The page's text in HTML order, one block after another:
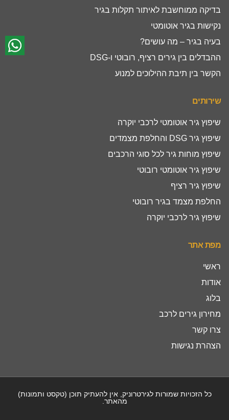
בדיקה ממוחשבת לאיתור תקלות בגיר
נקישות בגיר אוטומטי
בעיה בגיר – מה עושים?
ההבדלים בין גירים רציף, רובוטי ו-DSG
הקשר בין תיבת ההילוכים למנוע
שירותים
שיפוץ גיר אוטומטי לרכבי יוקרה
שיפוץ גיר DSG והחלפת מצמדים
שיפוץ מוחות גיר לכל סוגי הרכבים
שיפוץ גיר אוטומטי רובוטי
שיפוץ גיר רציף
החלפת מצמד בגיר רובוטי
שיפוץ גיר לרכבי יוקרה
מפת אתר
ראשי
אודות
בלוג
מחירון גירים לרכב
צרו קשר
הצהרת נגישות
כל הזכויות שמורות לגירטרוניק, אין להעתיק תוכן (טקסט ותמונות)
מהאתר.